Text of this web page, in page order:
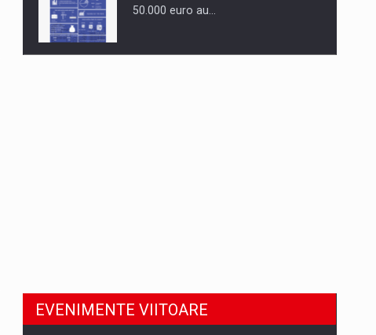
50.000 euro au…
EVENIMENTE VIITOARE